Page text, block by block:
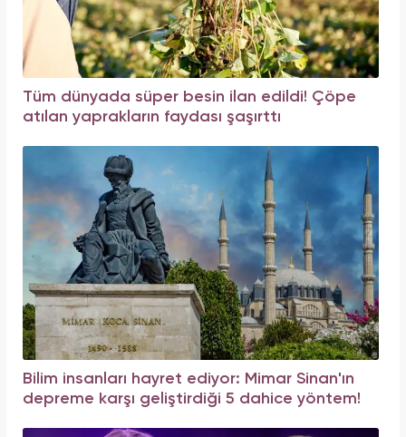
Tüm dünyada süper besin ilan edildi! Çöpe
atılan yaprakların faydası şaşırttı
Bilim insanları hayret ediyor: Mimar Sinan'ın
depreme karşı geliştirdiği 5 dahice yöntem!